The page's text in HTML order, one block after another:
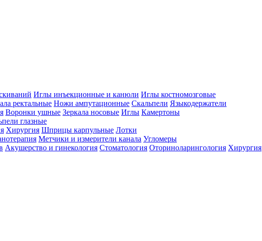
Иглы инъекционные и канюли Иглы костномозговые
ректальные Ножи ампутационные Скальпели Языкодержатели
Воронки ушные Зеркала носовые Иглы Камертоны
глазные
Хирургия Шприцы карпульные Лотки
Метчики и измерители канала Угломеры
Акушерство и гинекология Стоматология Оториноларингология Хирургия